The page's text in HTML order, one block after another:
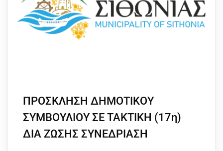
ΠΡΟΣΚΛΗΣΗ ΔΗΜΟΤΙΚΟΥ
ΣΥΜΒΟΥΛΙΟΥ ΣΕ ΤΑΚΤΙΚΗ (17η)
ΔΙΑ ΖΩΣΗΣ ΣΥΝΕΔΡΙΑΣΗ